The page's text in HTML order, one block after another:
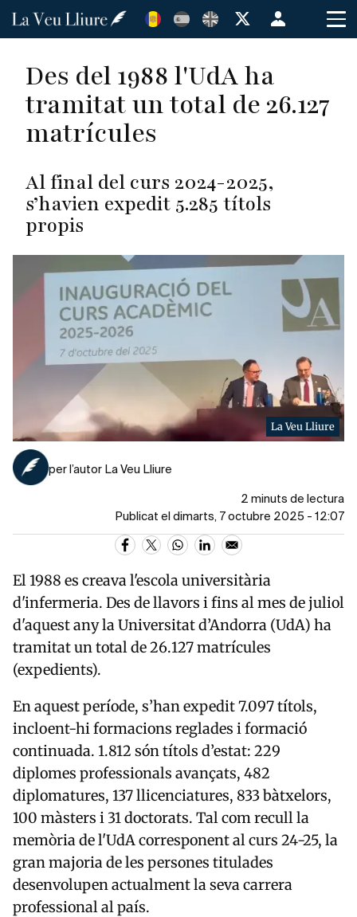
Vés
Menú
de
de
usuario
Des del 1988 l'UdA ha
tramitat un total de 26.127
matrícules
Al final del curs 2024-2025,
s’havien expedit 5.285 títols
propis
La Veu Lliure
per l’autor La Veu Lliure
2 minuts de lectura
Publicat el dimarts, 7 octubre 2025 - 12:07
El 1988 es creava l'escola universitària
d'infermeria. Des de llavors i fins al mes de juliol
d'aquest any la Universitat d’Andorra (UdA) ha
tramitat un total de 26.127 matrícules
(expedients).
En aquest període, s’han expedit 7.097 títols,
incloent-hi formacions reglades i formació
continuada. 1.812 són títols d’estat: 229
diplomes professionals avançats, 482
diplomatures, 137 llicenciatures, 833 bàtxelors,
100 màsters i 31 doctorats. Tal com recull la
memòria de l'UdA corresponent al curs 24-25, la
gran majoria de les persones titulades
desenvolupen actualment la seva carrera
professional al país.